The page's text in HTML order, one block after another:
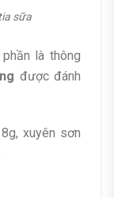
sữa
là thông
được đánh
xuyên sơn